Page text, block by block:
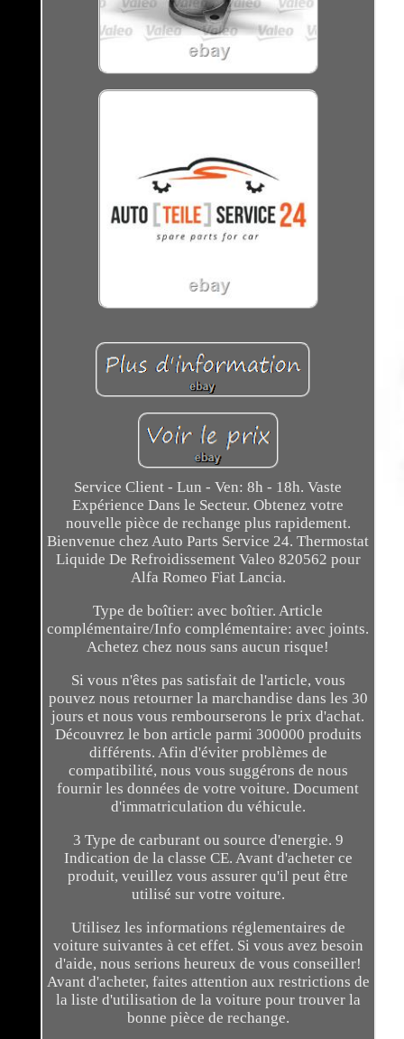
Service Client - Lun - Ven: 8h - 18h. Vaste
Expérience Dans le Secteur. Obtenez votre
nouvelle pièce de rechange plus rapidement.
Bienvenue chez Auto Parts Service 24. Thermostat
Liquide De Refroidissement Valeo 820562 pour
Alfa Romeo Fiat Lancia.
Type de boîtier: avec boîtier. Article
complémentaire/Info complémentaire: avec joints.
Achetez chez nous sans aucun risque!
Si vous n'êtes pas satisfait de l'article, vous
pouvez nous retourner la marchandise dans les 30
jours et nous vous rembourserons le prix d'achat.
Découvrez le bon article parmi 300000 produits
différents. Afin d'éviter problèmes de
compatibilité, nous vous suggérons de nous
fournir les données de votre voiture. Document
d'immatriculation du véhicule.
3 Type de carburant ou source d'energie. 9
Indication de la classe CE. Avant d'acheter ce
produit, veuillez vous assurer qu'il peut être
utilisé sur votre voiture.
Utilisez les informations réglementaires de
voiture suivantes à cet effet. Si vous avez besoin
d'aide, nous serions heureux de vous conseiller!
Avant d'acheter, faites attention aux restrictions de
la liste d'utilisation de la voiture pour trouver la
bonne pièce de rechange.